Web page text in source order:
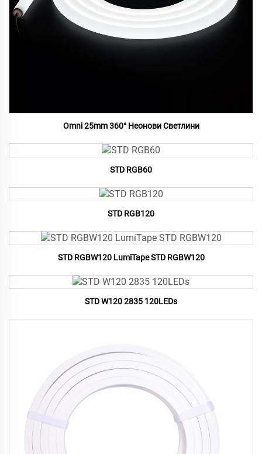
Omni 25mm 360° Неонови Светлини
STD RGB60
STD RGB120
STD RGBW120 LumiTape STD RGBW120
STD W120 2835 120LEDs